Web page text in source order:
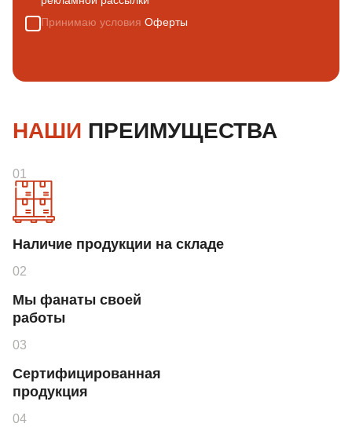
Принимаю условия Оферты
НАШИ ПРЕИМУЩЕСТВА
Наличие продукции на складе
Мы фанаты своей
работы
Сертифицированная
продукция